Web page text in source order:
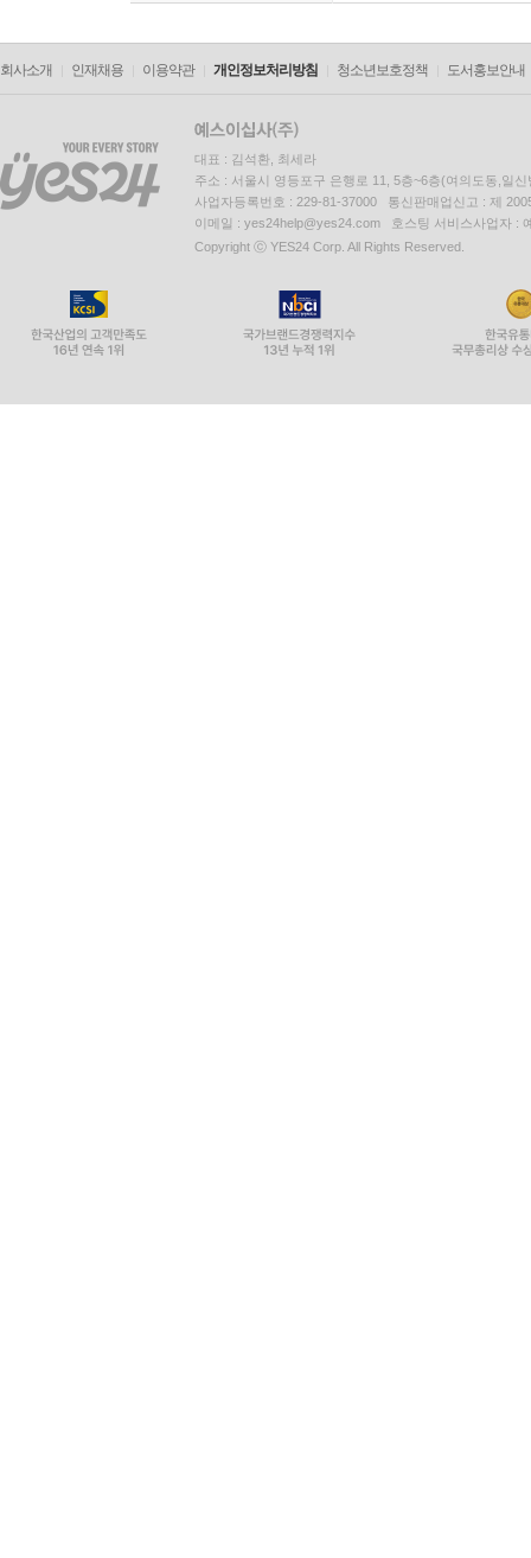
회사소개 인재채용 이용약관 개인정보처리방침 청소년보호정책 도서홍보안내
대표 : 김석환, 최세라
주소 : 서울시 영등포구 은행로 11, 5층~6층(여의도동,일신
사업자등록번호 : 229-81-37000 통신판매업신고 : 제
이메일 : yes24help@yes24.com 호스팅 서비스사업자 :
Copyright ⓒ YES24 Corp. All Rights Reserved.